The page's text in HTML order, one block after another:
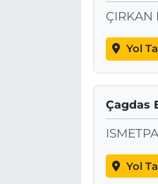
ÇIRKAN
Yol
Çagdas
Yol